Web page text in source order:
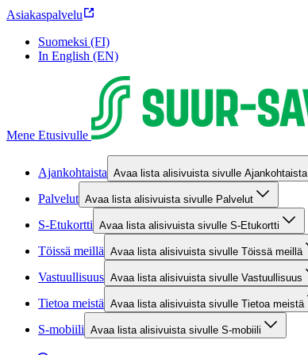
Asiakaspalvelu
Suomeksi (FI)
In English (EN)
Mene Etusivulle
Ajankohtaista Avaa lista alisivuista sivulle Ajankohtaista
Palvelut Avaa lista alisivuista sivulle Palvelut
S-Etukortti Avaa lista alisivuista sivulle S-Etukortti
Töissä meillä Avaa lista alisivuista sivulle Töissä meillä
Vastuullisuus Avaa lista alisivuista sivulle Vastuullisuus
Tietoa meistä Avaa lista alisivuista sivulle Tietoa meistä
S-mobiili Avaa lista alisivuista sivulle S-mobiili